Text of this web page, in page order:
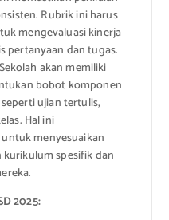
Rubrik ini harus
mengevaluasi kinerja
pertanyaan dan tugas.
Sekolah akan memiliki
bobot komponen
ujian tertulis,
Hal ini
menyesuaikan
kurikulum spesifik dan
2025: